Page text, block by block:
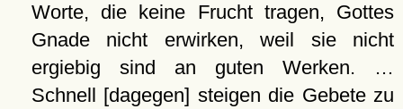
Worte, die keine Frucht tragen, Gottes
Gnade nicht erwirken, weil sie nicht
ergiebig sind an guten Werken. …
Schnell [dagegen] steigen die Gebete zu